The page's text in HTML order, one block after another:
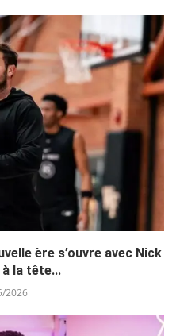
ère s’ouvre avec Nick
la tête...
2026